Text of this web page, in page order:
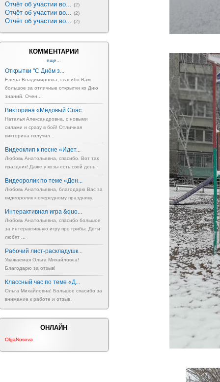
Отчёт об участии во... (2)
Отчёт об участии во... (2)
Отчёт об участии во... (2)
КОММЕНТАРИИ
еще...
Открытки "С Днём з...
Елена Владимировна, спасибо Вам
большое за отличные открытки ко Дню
знаний. Очен...
Викторина «Медовый Спас...
Наталья Александровна, с новыми
силами и сразу в бой! Отличная
викторина получил...
Видеоклип к песне «Идет...
Любовь Анатольевна, спасибо. Вот так
праздник! Даже у козы есть свой день.
Видеоролик по теме «Ден...
Любовь Анатольевна, благодарю Вас за
видеоролик к очередному празднику.
Интерактивная игра &quo...
Любовь Анатольевна, спасибо большое
за интерактивную игру про грибы. Дети
любят ...
Рабочий лист-раскладушк...
Уважаемая Ольга Михайловна!
Благодарю за отзыв!
Классный час по теме «Д...
Ольга Михайловна! Большое спасибо за
внимание к работе и отзыв.
ОНЛАЙН
OlgaNosova